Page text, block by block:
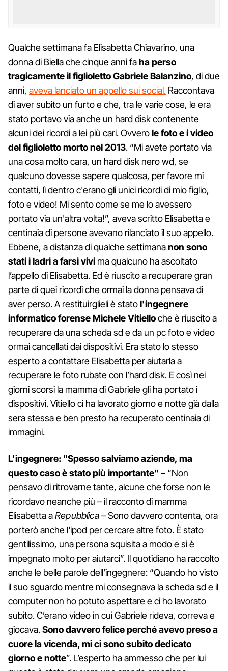
Qualche settimana fa Elisabetta Chiavarino, una
donna di Biella che cinque anni faha perso
tragicamente il figlioletto Gabriele Balanzino, di due
anni, aveva lanciato un appello sui social. Raccontava
di aver subito un furto e che, tra le varie cose, le era
stato portavo via anche un hard disk contenente
alcuni dei ricordi a lei più cari. Ovverole foto e i video
del figlioletto morto nel 2013. “Mi avete portato via
una cosa molto cara, un hard disk nero wd, se
qualcuno dovesse sapere qualcosa, per favore mi
contatti, lì dentro c'erano gli unici ricordi di mio figlio,
foto e video! Mi sento come se me lo avessero
portato via un'altra volta!”, aveva scritto Elisabetta e
centinaia di persone avevano rilanciato il suo appello.
Ebbene, a distanza di qualche settimananon sono
stati i ladri a farsi vivi ma qualcuno ha ascoltato
l’appello di Elisabetta. Ed è riuscito a recuperare gran
parte di quei ricordi che ormai la donna pensava di
aver perso. A restituirglieli è statol'ingegnere
informatico forense Michele Vitielloche è riuscito a
recuperare da una scheda sd e da un pc foto e video
ormai cancellati dai dispositivi. Era stato lo stesso
esperto a contattare Elisabetta per aiutarla a
recuperare le foto rubate con l’hard disk. E così nei
giorni scorsi la mamma di Gabriele gli ha portato i
dispositivi. Vitiello ci ha lavorato giorno e notte già dalla
sera stessa e ben presto ha recuperato centinaia di
immagini.
L'ingegnere: "Spesso salviamo aziende, ma
questo caso è stato più importante" – “Non
pensavo di ritrovarne tante, alcune che forse non le
ricordavo neanche più – il racconto di mamma
Elisabetta aRepubblica– Sono davvero contenta, ora
porterò anche l'ipod per cercare altre foto. È stato
gentilissimo, una persona squisita a modo e si è
impegnato molto per aiutarci”. Il quotidiano ha raccolto
anche le belle parole dell’ingegnere: “Quando ho visto
il suo sguardo mentre mi consegnava la scheda sd e il
computer non ho potuto aspettare e ci ho lavorato
subito. C’erano video in cui Gabriele rideva, correva e
giocava.Sono davvero felice perché avevo preso a
cuore la vicenda, mi ci sono subito dedicato
giorno e notte”. L’esperto ha ammesso che per lui